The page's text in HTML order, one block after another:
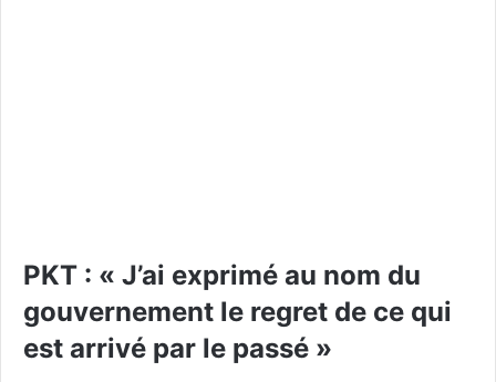
PKT : « J’ai exprimé au nom du
gouvernement le regret de ce qui
est arrivé par le passé »